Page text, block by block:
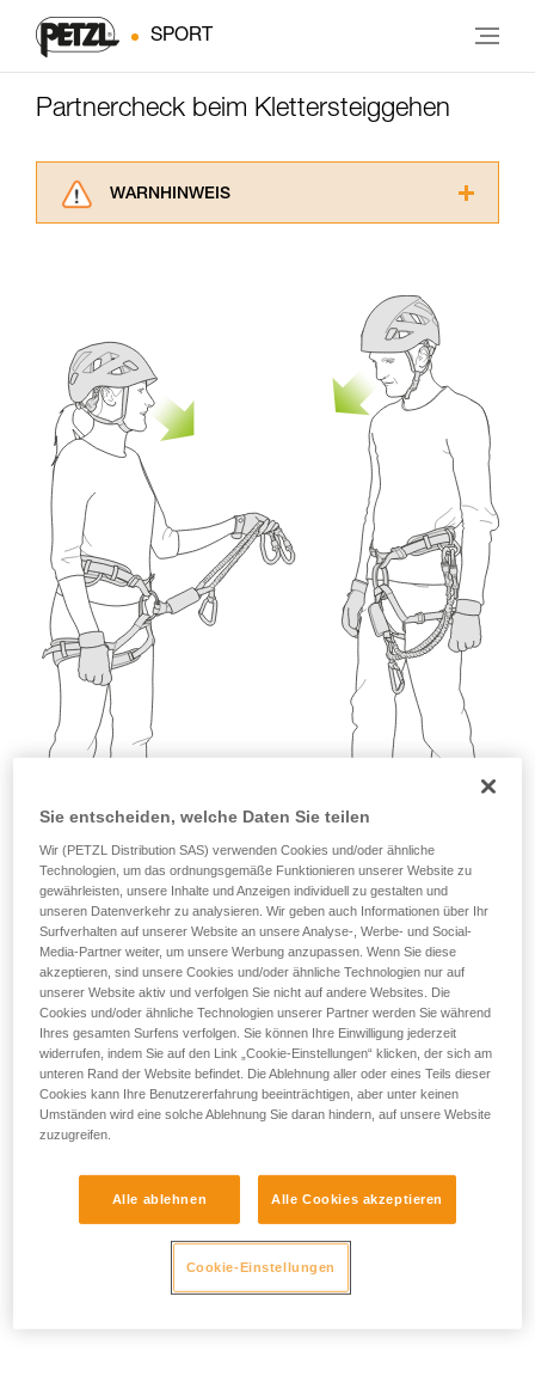
SPORT
Partnercheck beim Klettersteiggehen
WARNHINWEIS
ziehen. Um diese Zusatzinformationen
verstehen zu können, müssen Sie zuerst die in
der Gebrauchsanweisung enthaltenen
Informationen richtig verstanden haben.
Die Beherrschung dieser Techniken setzt eine
entsprechende Ausbildung und ein spezielles
Training voraus. Prüfen Sie zusammen mit
einem Profi, ob Sie in der Lage sind, den
Vorgang alleine sicher zu wiederholen, bevor
Sie ihn eigenständig durchführen.
Wir geben Beispiele für die mit Ihrer Aktivität
verbundenen Techniken. Möglicherweise gibt es
noch andere Techniken, die hier nicht
beschrieben werden.
Sitzt der Helm richtig auf
dem Kopf?
Ist die Kinnbandschnalle
Sie entscheiden, welche Daten Sie teilen
Wir (PETZL Distribution SAS) verwenden Cookies und/oder ähnliche
Technologien, um das ordnungsgemäße Funktionieren unserer Website zu
gewährleisten, unsere Inhalte und Anzeigen individuell zu gestalten und
unseren Datenverkehr zu analysieren. Wir geben auch Informationen über Ihr
Surfverhalten auf unserer Website an unsere Analyse-, Werbe- und Social-
Media-Partner weiter, um unsere Werbung anzupassen. Wenn Sie diese
akzeptieren, sind unsere Cookies und/oder ähnliche Technologien nur auf
unserer Website aktiv und verfolgen Sie nicht auf andere Websites. Die
Cookies und/oder ähnliche Technologien unserer Partner werden Sie während
Ihres gesamten Surfens verfolgen. Sie können Ihre Einwilligung jederzeit
widerrufen, indem Sie auf den Link „Cookie-Einstellungen“ klicken, der sich am
unteren Rand der Website befindet. Die Ablehnung aller oder eines Teils dieser
Cookies kann Ihre Benutzererfahrung beeinträchtigen, aber unter keinen
Umständen wird eine solche Ablehnung Sie daran hindern, auf unsere Website
zuzugreifen.
Alle ablehnen Alle Cookies akzeptieren
Cookie-Einstellungen